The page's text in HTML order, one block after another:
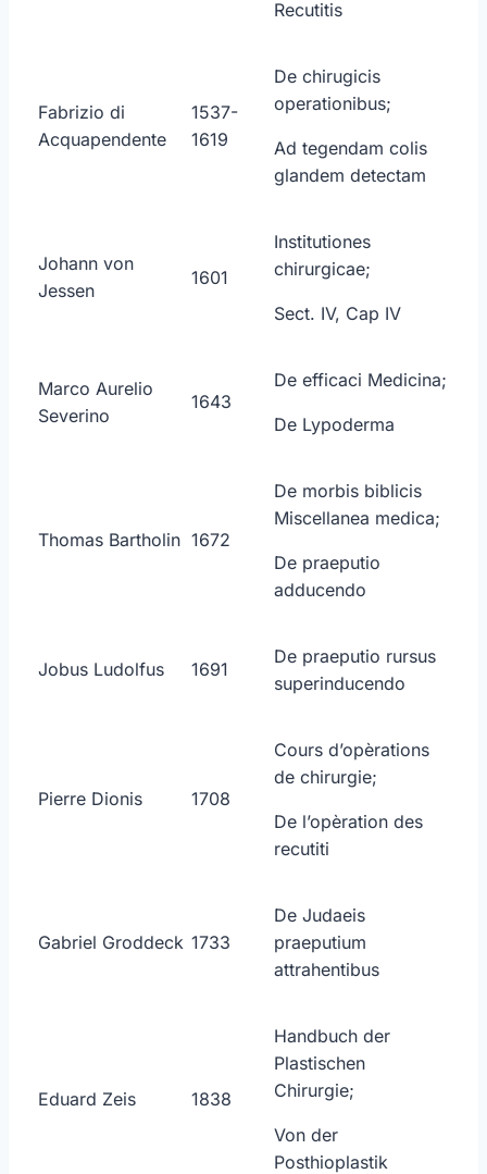
Recutitis
Fabrizio di
Acquapendente
1537-
1619
De chirugicis
operationibus;
Ad tegendam colis
glandem detectam
Johann von
Jessen
1601
Institutiones
chirurgicae;
Sect. IV, Cap IV
Marco Aurelio
Severino
1643
De efficaci Medicina;
De Lypoderma
Thomas Bartholin 1672
De morbis biblicis
Miscellanea medica;
De praeputio
adducendo
Jobus Ludolfus 1691
De praeputio rursus
superinducendo
Pierre Dionis 1708
Cours d’opèrations
de chirurgie;
De l’opèration des
recutiti
Gabriel Groddeck 1733
De Judaeis
praeputium
attrahentibus
Eduard Zeis 1838
Handbuch der
Plastischen
Chirurgie;
Von der
Posthioplastik